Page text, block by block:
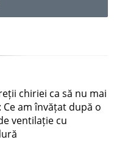
chiriei ca să nu mai
am învățat după o
ventilație cu